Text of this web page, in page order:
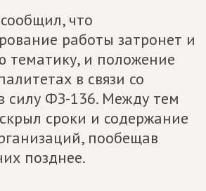
что
работы затронет и
тематику, и положение
в связи со
силу ФЗ-136. Между тем
сроки и содержание
пообещав
позднее.